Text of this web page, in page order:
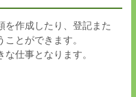
を作成したり、登記また
とができます。
仕事となります。